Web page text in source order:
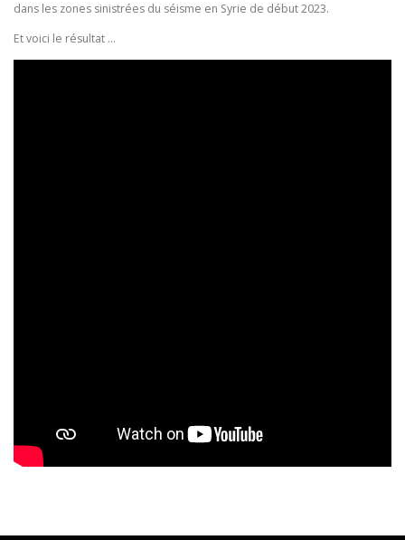
dans les zones sinistrées du séisme en Syrie de début 2023.
Et voici le résultat …